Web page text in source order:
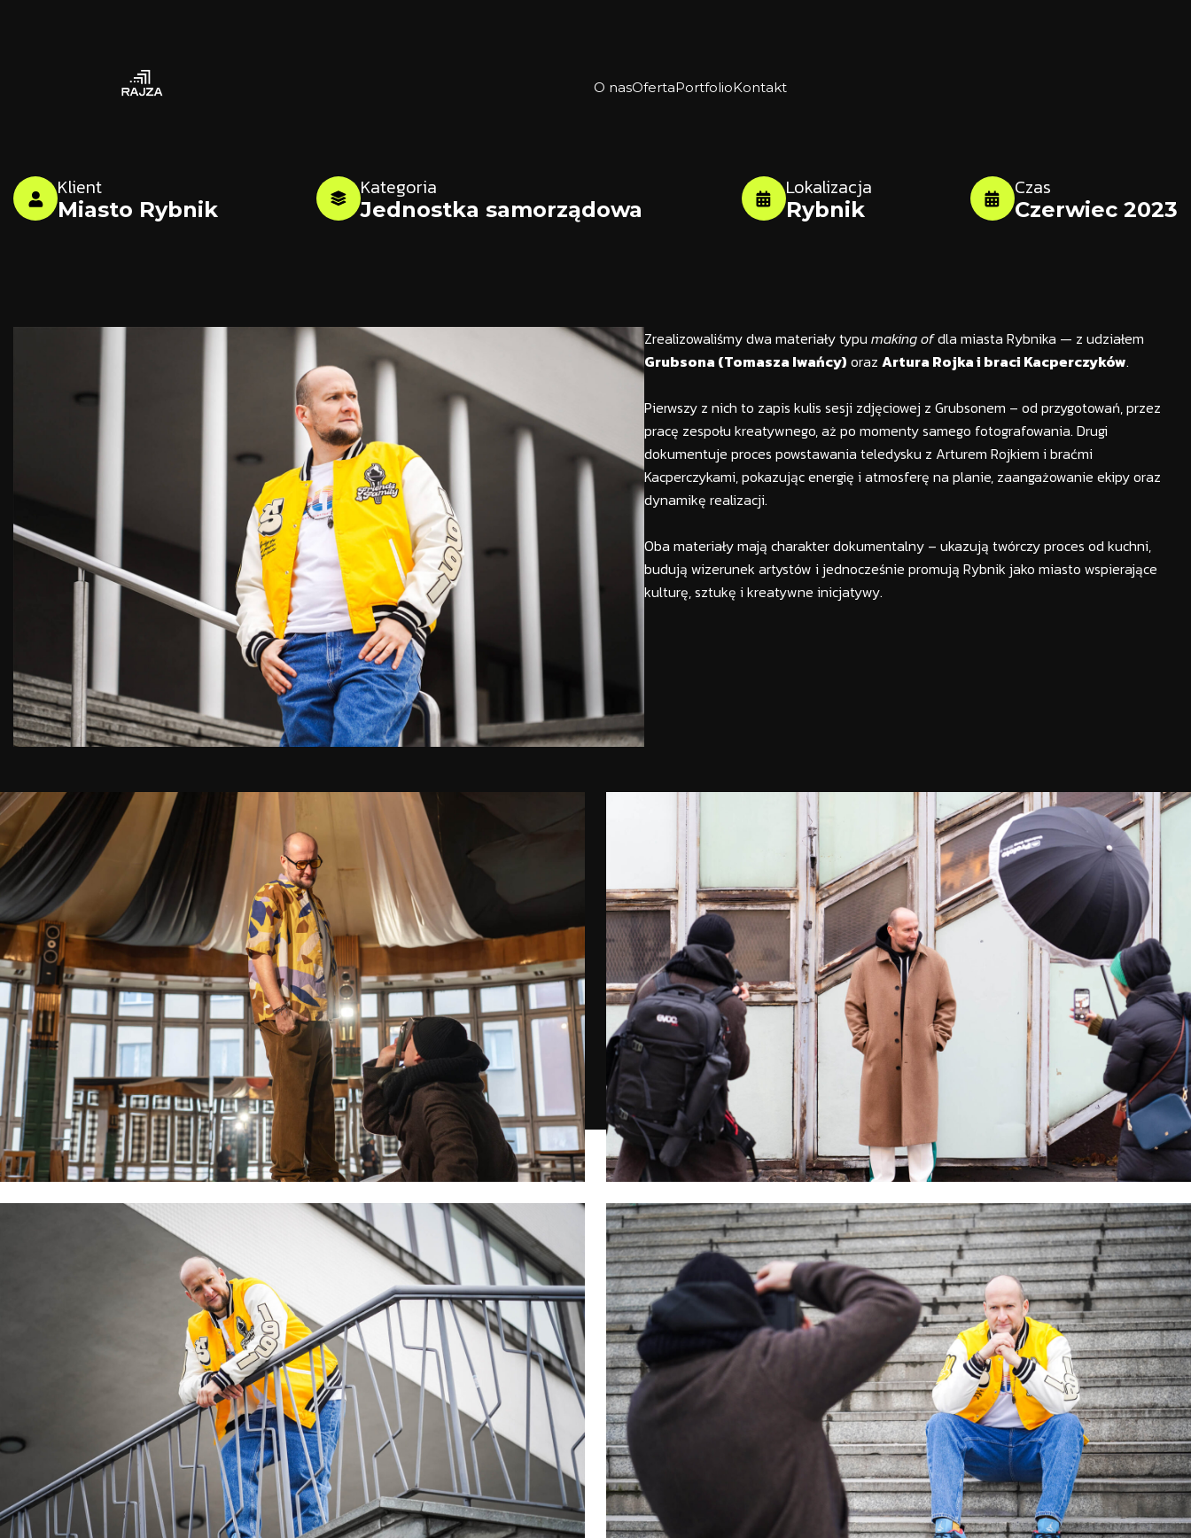
O nasOfertaPortfolioKontakt
Klient
Miasto Rybnik
Kategoria
Jednostka samorządowa
Lokalizacja
Rybnik
Czas
Czerwiec 2023
Zrealizowaliśmy dwa materiały typu making ofdla miasta Rybnika — z udziałem
Grubsona (Tomasza Iwańcy) oraz Artura Rojka i braci Kacperczyków.
Pierwszy z nich to zapis kulis sesji zdjęciowej z Grubsonem – od przygotowań, przez
pracę zespołu kreatywnego, aż po momenty samego fotografowania. Drugi
dokumentuje proces powstawania teledysku z Arturem Rojkiem i braćmi
Kacperczykami, pokazując energię i atmosferę na planie, zaangażowanie ekipy oraz
dynamikę realizacji.
Oba materiały mają charakter dokumentalny – ukazują twórczy proces od kuchni,
budują wizerunek artystów i jednocześnie promują Rybnik jako miasto wspierające
kulturę, sztukę i kreatywne inicjatywy.